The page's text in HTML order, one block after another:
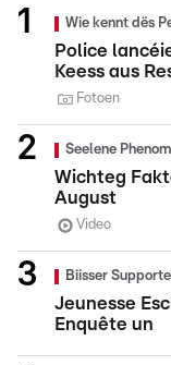
Wie kennt dës
Police
Keess aus
Fotoen
Seelene
Wichteg
August
Video
Biisser
Jeunesse
Enquête un